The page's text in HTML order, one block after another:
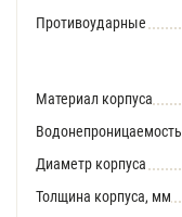
Противоударные
Материал корпуса
Водонепроницаемость
Диаметр корпуса
Толщина корпуса, мм